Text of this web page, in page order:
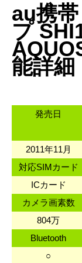
au携
プ
能詳細
発売日
2011年11月
対応SIMカード
ICカード
カメラ画素数
804万
Bluetooth
○